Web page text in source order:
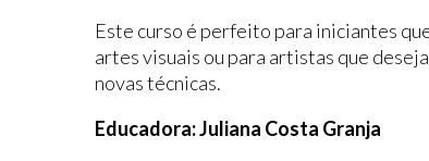
Este curso é perfeito para iniciantes
artes visuais ou para artistas que
novas técnicas.
Educadora: Juliana Costa Granja